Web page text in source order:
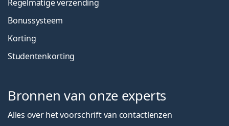
Regelmatige verzending
Bonussysteem
Korting
Studentenkorting
Bronnen van onze experts
Alles over het voorschrift van contactlenzen